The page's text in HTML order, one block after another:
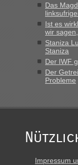
Das
Ist es
wir
Staniza
Staniza
Der IWF
Der
Probleme
Impressum